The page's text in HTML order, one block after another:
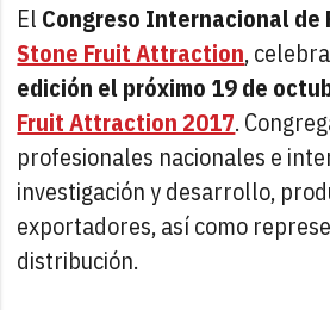
El Congreso Internacional de
Stone Fruit Attraction,
edición el próximo 19 de
Fruit Attraction 2017.
profesionales nacionales e
investigación y desarrollo,
exportadores, así como
distribución.